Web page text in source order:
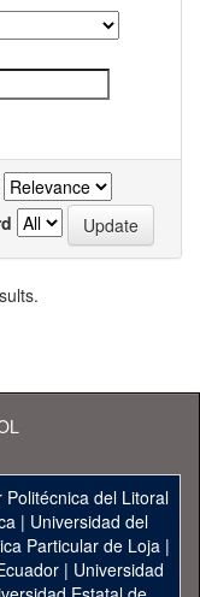
Politécnica del Litoral
| Universidad del
Particular de Loja|
| Universidad